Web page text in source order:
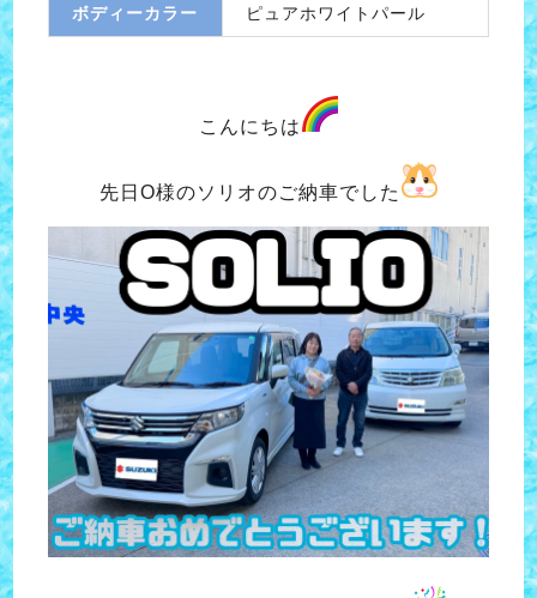
ボディーカラー ピュアホワイトパール
こんにちは
先日O様のソリオのご納車でした